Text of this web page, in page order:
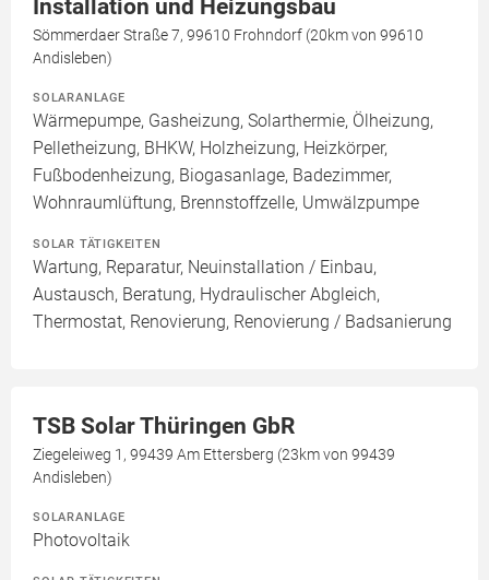
Installation und Heizungsbau
Sömmerdaer Straße 7, 99610 Frohndorf (20km von 99610
Andisleben)
SOLARANLAGE
Wärmepumpe, Gasheizung, Solarthermie, Ölheizung,
Pelletheizung, BHKW, Holzheizung, Heizkörper,
Fußbodenheizung, Biogasanlage, Badezimmer,
Wohnraumlüftung, Brennstoffzelle, Umwälzpumpe
SOLAR TÄTIGKEITEN
Wartung, Reparatur, Neuinstallation / Einbau,
Austausch, Beratung, Hydraulischer Abgleich,
Thermostat, Renovierung, Renovierung / Badsanierung
TSB Solar Thüringen GbR
Ziegeleiweg 1, 99439 Am Ettersberg (23km von 99439
Andisleben)
SOLARANLAGE
Photovoltaik